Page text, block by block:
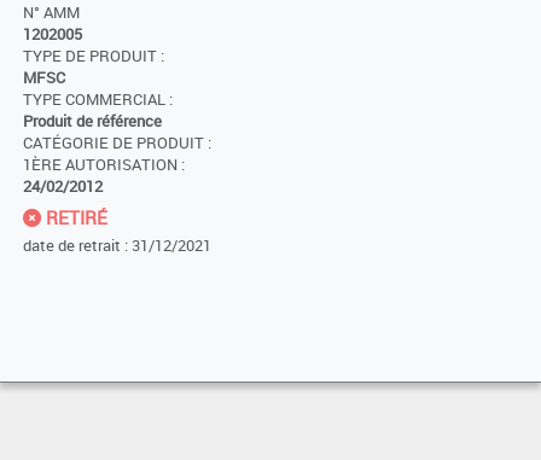
N° AMM
1202005
TYPE DE PRODUIT :
MFSC
TYPE COMMERCIAL :
Produit de référence
CATÉGORIE DE PRODUIT :
1ÈRE AUTORISATION :
24/02/2012
RETIRÉ
date de retrait : 31/12/2021